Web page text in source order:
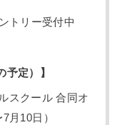
トリー受付中
予定）】
スクール 合同オ
月10日）